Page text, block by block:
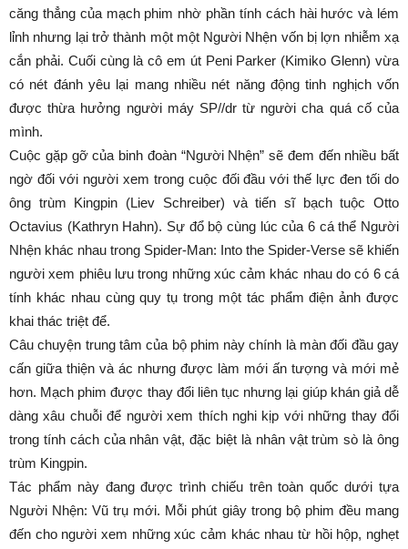
căng thẳng của mạch phim nhờ phần tính cách hài hước và lém
lỉnh nhưng lại trở thành một một Người Nhện vốn bị lợn nhiễm xạ
cắn phải. Cuối cùng là cô em út Peni Parker (Kimiko Glenn) vừa
có nét đánh yêu lại mang nhiều nét năng động tinh nghịch vốn
được thừa hưởng người máy SP//dr từ người cha quá cố của
mình.
Cuộc gặp gỡ của binh đoàn “Người Nhện” sẽ đem đến nhiều bất
ngờ đối với người xem trong cuộc đối đầu với thế lực đen tối do
ông trùm Kingpin (Liev Schreiber) và tiến sĩ bạch tuộc Otto
Octavius (Kathryn Hahn). Sự đổ bộ cùng lúc của 6 cá thể Người
Nhện khác nhau trong Spider-Man: Into the Spider-Verse sẽ khiến
người xem phiêu lưu trong những xúc cảm khác nhau do có 6 cá
tính khác nhau cùng quy tụ trong một tác phẩm điện ảnh được
khai thác triệt để.
Câu chuyện trung tâm của bộ phim này chính là màn đối đầu gay
cấn giữa thiện và ác nhưng được làm mới ấn tượng và mới mẻ
hơn. Mạch phim được thay đổi liên tục nhưng lại giúp khán giả dễ
dàng xâu chuỗi để người xem thích nghi kịp với những thay đổi
trong tính cách của nhân vật, đặc biệt là nhân vật trùm sò là ông
trùm Kingpin.
Tác phẩm này đang được trình chiếu trên toàn quốc dưới tựa
Người Nhện: Vũ trụ mới. Mỗi phút giây trong bộ phim đều mang
đến cho người xem những xúc cảm khác nhau từ hồi hộp, nghẹt